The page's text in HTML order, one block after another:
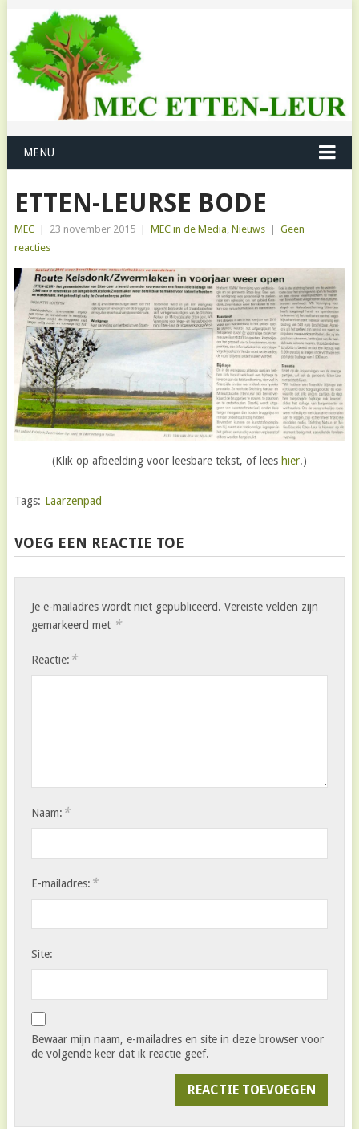
MENU
ETTEN-LEURSE BODE
MEC 23 november 2015 MEC in de Media, Nieuws
Geen
reacties
(Klik op afbeelding voor leesbare tekst, of lees hier.)
Tags: Laarzenpad
VOEG EEN REACTIE TOE
Je e-mailadres wordt niet gepubliceerd. Vereiste velden zijn
gemarkeerd met *
Reactie: *
Naam: *
E-mailadres: *
Site:
Bewaar mijn naam, e-mailadres en site in deze browser voor
de volgende keer dat ik reactie geef.